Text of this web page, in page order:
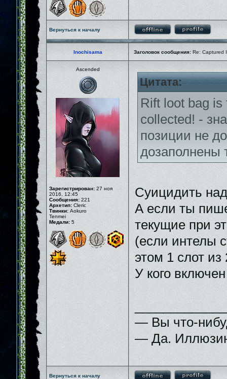
Вернуться к началу
Inochisama Заголовок сообщения: Re: Captured
Ascended
Зарегистрирован: 27 ноя
2016, 12:45
Сообщения: 221
Архетип: Cleric
Твинки: Aokuro
Tenmei
Медали: 5
Цитата:
Rift loot bag
collected! -
позиции не
дозаполнены
Суицидить
А если ты
текущие при
(если интелы
этом 1 слот
У кого
— Вы что-
— Да.
Вернуться к началу